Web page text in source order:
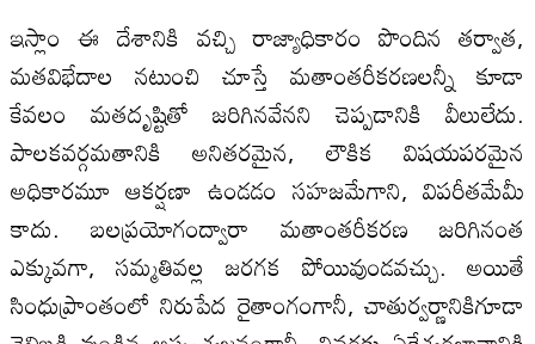
ఇస్లాం ఈ దేశానికి వచ్చి రాజ్యాధికారం పొందిన తర్వాత,
మతవిభేదాల నటుంచి చూస్తే మతాంతరీకరణలన్నీ కూడా
కేవలం మతదృష్టితో జరిగినవేనని చెప్పడానికి వీలులేదు.
పాలకవర్గమతానికి అనితరమైన, లౌకిక విషయపరమైన
అధికారమూ ఆకర్షణా ఉండడం సహజమేగాని, విపరీతమేమీ
కాదు. బలప్రయోగంద్వారా మతాంతరీకరణ జరిగినంత
ఎక్కువగా, సమ్మతివల్ల జరగక పోయివుండవచ్చు. అయితే
సింధుప్రాంతంలో నిరుపేద రైతాంగంగానీ, చాతుర్వర్ణానికిగూడా